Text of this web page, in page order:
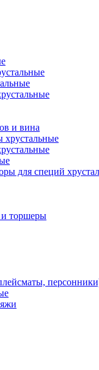
и вина
для специй
торшеры